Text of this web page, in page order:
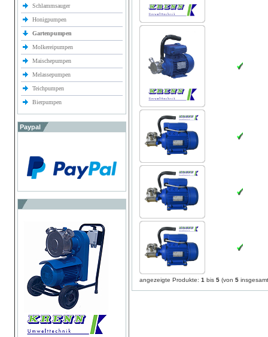
Schlammsauger
Honigpumpen
Gartenpumpen
Molkereipumpen
Maischepumpen
Melassepumpen
Teichpumpen
Bierpumpen
Paypal
angezeigte Produkte: 1 bis 5 (von 5